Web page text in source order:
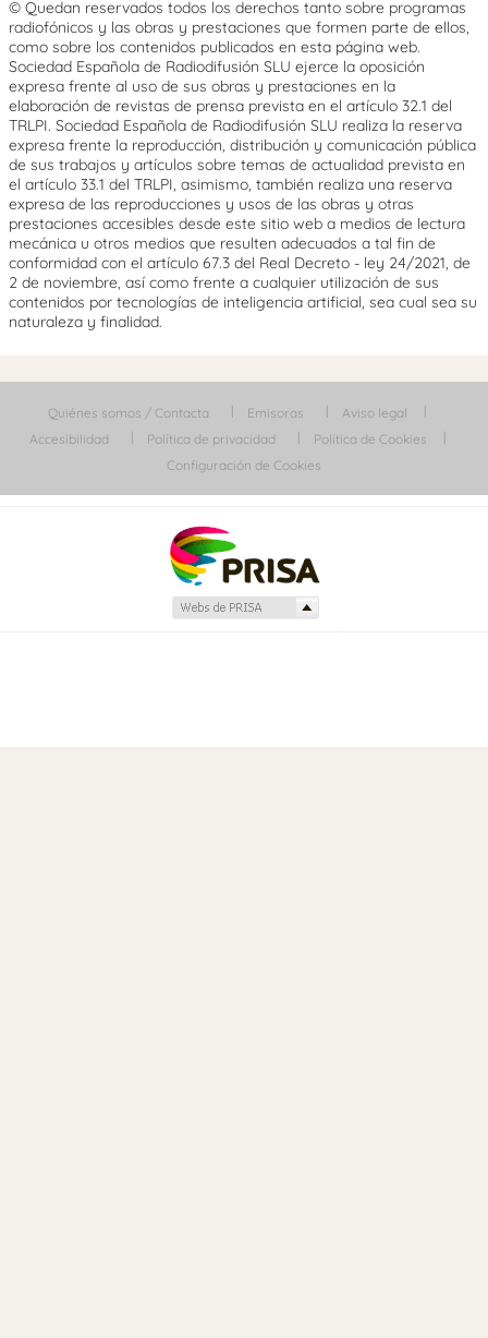
© Quedan reservados todos los derechos tanto sobre programas
radiofónicos y las obras y prestaciones que formen parte de ellos,
como sobre los contenidos publicados en esta página web.
Sociedad Española de Radiodifusión SLU ejerce la oposición
expresa frente al uso de sus obras y prestaciones en la
elaboración de revistas de prensa prevista en el artículo 32.1 del
TRLPI. Sociedad Española de Radiodifusión SLU realiza la reserva
expresa frente la reproducción, distribución y comunicación pública
de sus trabajos y artículos sobre temas de actualidad prevista en
el artículo 33.1 del TRLPI, asimismo, también realiza una reserva
expresa de las reproducciones y usos de las obras y otras
prestaciones accesibles desde este sitio web a medios de lectura
mecánica u otros medios que resulten adecuados a tal fin de
conformidad con el artículo 67.3 del Real Decreto - ley 24/2021, de
2 de noviembre, así como frente a cualquier utilización de sus
contenidos por tecnologías de inteligencia artificial, sea cual sea su
naturaleza y finalidad.
Quiénes somos / Contacta Emisoras
Aviso legal
Accesibilidad
Política de privacidad
Política de Cookies
Configuración de Cookies